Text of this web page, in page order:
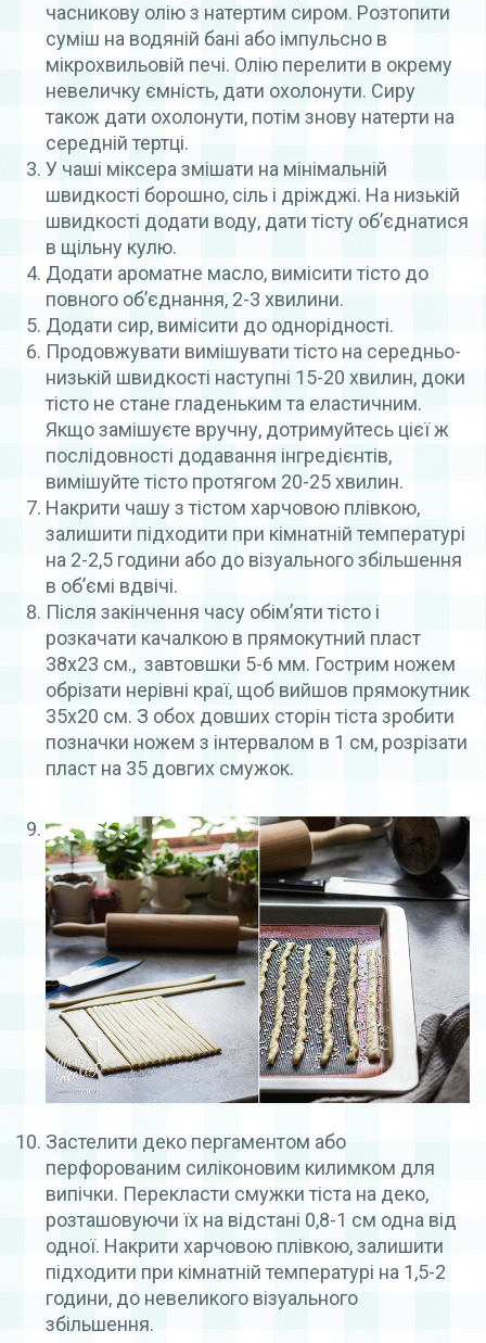
часникову олію з натертим сиром. Розтопити
суміш на водяній бані або імпульсно в
мікрохвильовій печі. Олію перелити в окрему
невеличку ємність, дати охолонути. Сиру
також дати охолонути, потім знову натерти на
середній тертці.
У чаші міксера змішати на мінімальній
швидкості борошно, сіль і дріжджі. На низькій
швидкості додати воду, дати тісту об’єднатися
в щільну кулю.
Додати ароматне масло, вимісити тісто до
повного об’єднання, 2-3 хвилини.
Додати сир, вимісити до однорідності.
Продовжувати вимішувати тісто на середньо-
низькій швидкості наступні 15-20 хвилин, доки
тісто не стане гладеньким та еластичним.
Якщо замішуєте вручну, дотримуйтесь цієї ж
послідовності додавання інгредієнтів,
вимішуйте тісто протягом 20-25 хвилин.
Накрити чашу з тістом харчовою плівкою,
залишити підходити при кімнатній температурі
на 2-2,5 години або до візуального збільшення
в об’ємі вдвічі.
Після закінчення часу обім’яти тісто і
розкачати качалкою в прямокутний пласт
38х23 см., завтовшки 5-6 мм. Гострим ножем
обрізати нерівні краї, щоб вийшов прямокутник
35х20 см. З обох довших сторін тіста зробити
позначки ножем з інтервалом в 1 см, розрізати
пласт на 35 довгих смужок.
Застелити деко пергаментом або
перфорованим силіконовим килимком для
випічки. Перекласти смужки тіста на деко,
розташовуючи їх на відстані 0,8-1 см одна від
одної. Накрити харчовою плівкою, залишити
підходити при кімнатній температурі на 1,5-2
години, до невеликого візуального
збільшення.